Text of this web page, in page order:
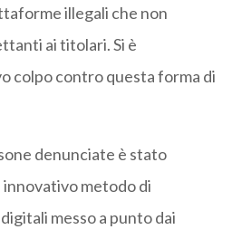
illegali che non
ai titolari. Si è
colpo contro questa forma di
denunciate è stato
metodo di
messo a punto dai